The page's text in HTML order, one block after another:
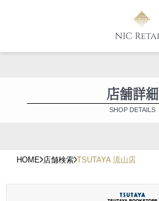
店舗詳細
SHOP DETAILS
HOME 店舗検索 TSUTAYA 流山店